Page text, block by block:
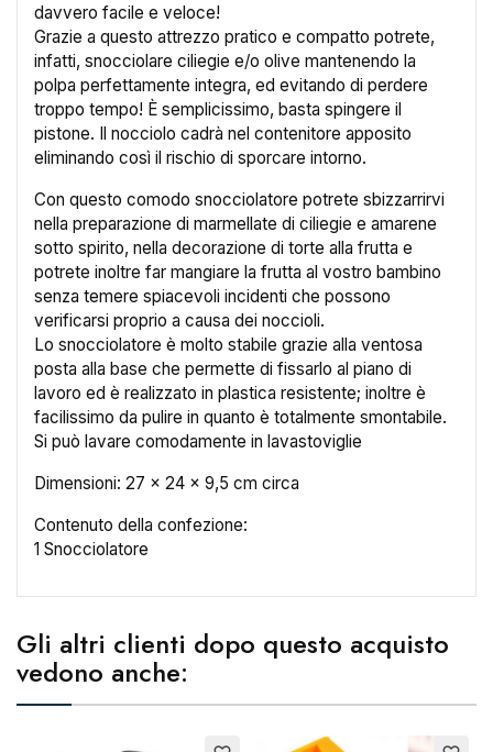
davvero facile e veloce!
Grazie a questo attrezzo pratico e compatto potrete,
infatti, snocciolare ciliegie e/o olive mantenendo la
polpa perfettamente integra, ed evitando di perdere
troppo tempo! È semplicissimo, basta spingere il
pistone. Il nocciolo cadrà nel contenitore apposito
eliminando così il rischio di sporcare intorno.
Con questo comodo snocciolatore potrete sbizzarrirvi
nella preparazione di marmellate di ciliegie e amarene
sotto spirito, nella decorazione di torte alla frutta e
potrete inoltre far mangiare la frutta al vostro bambino
senza temere spiacevoli incidenti che possono
verificarsi proprio a causa dei noccioli.
Lo snocciolatore è molto stabile grazie alla ventosa
posta alla base che permette di fissarlo al piano di
lavoro ed è realizzato in plastica resistente; inoltre è
facilissimo da pulire in quanto è totalmente smontabile.
Si può lavare comodamente in lavastoviglie
Dimensioni: 27 x 24 x 9,5 cm circa
Contenuto della confezione:
1 Snocciolatore
Gli altri clienti dopo questo acquisto
vedono anche:
Crea lista dei desideri ×
Nome lista dei desideri